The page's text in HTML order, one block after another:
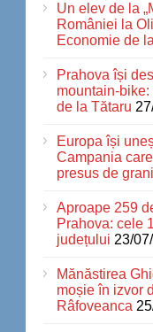
Un elev de la
României la
Economie de
Prahova își
mountain-
de la Tătaru
Europa își
Campania
presus de
Aproape 259
Prahova: cele
județului 23/
Mănăstirea
moșie în izvor
Râfoveanca